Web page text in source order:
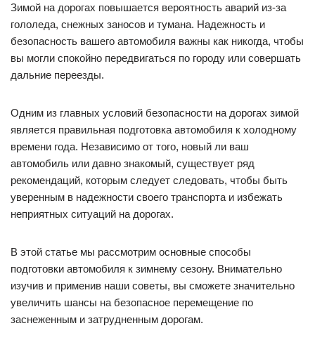
Зимой на дорогах повышается вероятность аварий из-за
гололеда, снежных заносов и тумана. Надежность и
безопасность вашего автомобиля важны как никогда, чтобы
вы могли спокойно передвигаться по городу или совершать
дальние переезды.
Одним из главных условий безопасности на дорогах зимой
является правильная подготовка автомобиля к холодному
времени года. Независимо от того, новый ли ваш
автомобиль или давно знакомый, существует ряд
рекомендаций, которым следует следовать, чтобы быть
уверенным в надежности своего транспорта и избежать
неприятных ситуаций на дорогах.
В этой статье мы рассмотрим основные способы
подготовки автомобиля к зимнему сезону. Внимательно
изучив и применив наши советы, вы сможете значительно
увеличить шансы на безопасное перемещение по
заснеженным и затрудненным дорогам.